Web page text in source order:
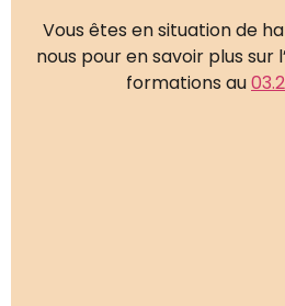
Vous êtes en situation de
nous pour en savoir plus sur
formations au